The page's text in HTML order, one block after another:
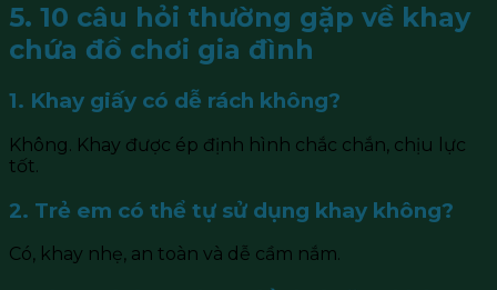
5. 10 câu hỏi thường gặp về khay
chứa đồ chơi gia đình
1. Khay giấy có dễ rách không?
Không. Khay được ép định hình chắc chắn, chịu lực
tốt.
2. Trẻ em có thể tự sử dụng khay không?
Có, khay nhẹ, an toàn và dễ cầm nắm.